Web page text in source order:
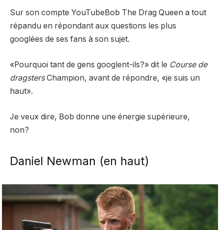
Sur son compte YouTube Bob The Drag Queen a tout
répandu en répondant aux questions les plus
googlées de ses fans à son sujet.
«Pourquoi tant de gens googlent-ils?» dit le Course de
dragstersChampion, avant de répondre, «je suis un
haut».
Je veux dire, Bob donne une énergie supérieure,
non?
Daniel Newman (en haut)